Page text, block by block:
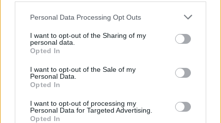
Personal Data Processing Opt Outs
I want to opt-out of the Sharing of my
personal data.
Opted In
I want to opt-out of the Sale of my
Personal Data.
Opted In
I want to opt-out of processing my
Personal Data for Targeted Advertising.
Opted In
εξάμηνο 2026 με
προσαρμοσμένο EBITDA στα 1,2
TV: Η σκακιέρα της νέας σεζόν
Πρόεδρος ο Γαληνός Γιαγλής